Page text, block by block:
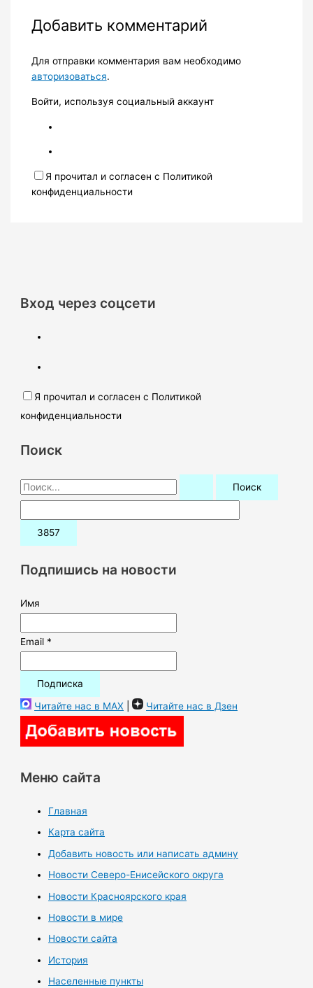
Добавить комментарий
Для отправки комментария вам необходимо
авторизоваться.
Войти, используя социальный аккаунт
Я прочитал и согласен с Политикой
конфиденциальности
Вход через соцсети
Я прочитал и согласен с Политикой
конфиденциальности
Поиск
П
о
и
:Подпишись на новости
Имя
Email *
Читайте нас в MAX | Читайте нас в Дзен
Меню сайта
Главная
Карта сайта
Добавить новость или написать админу
Новости Северо-Енисейского округа
Новости Красноярского края
Новости в мире
Новости сайта
История
Населенные пункты